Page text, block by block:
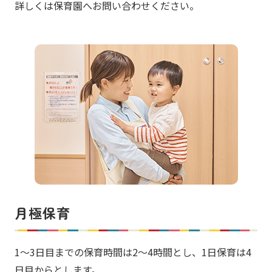
詳しくは保育園へお問い合わせください。
月極保育
1～3日目までの保育時間は2～4時間とし、1日保育は4